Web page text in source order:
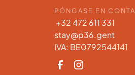
PÓNGASE EN
+32 472 611 331
stay@p36.gent
IVA: BE0792544141